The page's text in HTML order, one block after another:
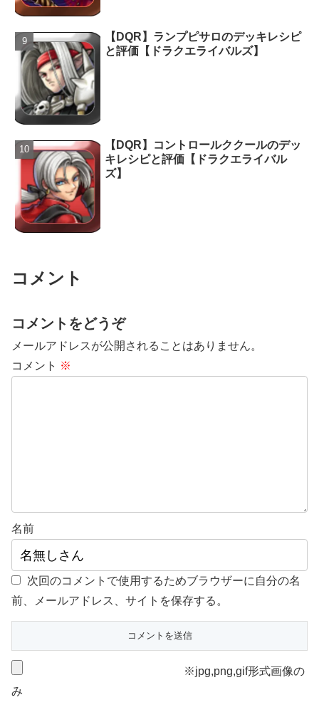
【DQR】ランプピサロのデッキレシピ
と評価【ドラクエライバルズ】
【DQR】コントロールククールのデッ
キレシピと評価【ドラクエライバル
ズ】
コメント
コメントをどうぞ
メールアドレスが公開されることはありません。
コメント ※
名前
次回のコメントで使用するためブラウザーに自分の名
前、メールアドレス、サイトを保存する。
※jpg,png,gif形式画像の
み